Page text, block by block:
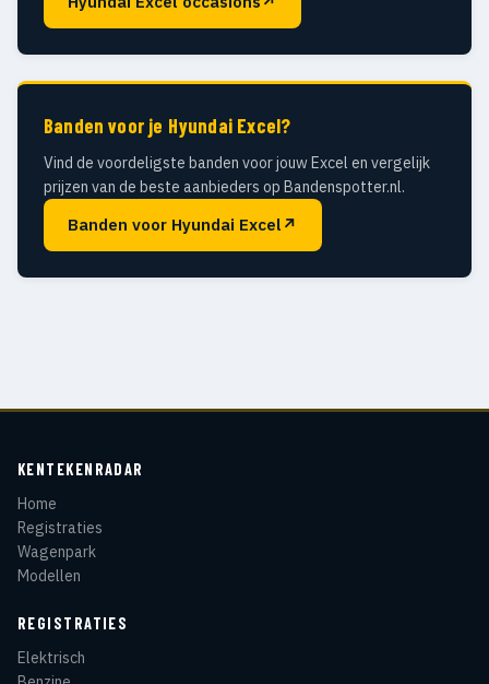
Banden voor je Hyundai Excel?
Vind de voordeligste banden voor jouw Excel en vergelijk
prijzen van de beste aanbieders op Bandenspotter.nl.
Banden voor Hyundai Excel ↗
KENTEKENRADAR
Home
Registraties
Wagenpark
Modellen
REGISTRATIES
Elektrisch